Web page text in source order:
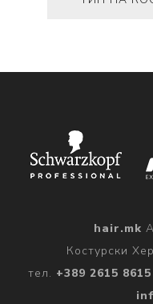
hair.mk
Костурски
тел. +389 2615